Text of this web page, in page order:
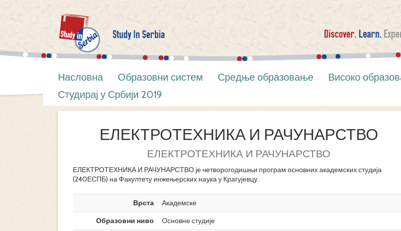
Насловна Образовни систем Средње образовање Високо
Студирај у Србији 2019
ЕЛЕКТРОТЕХНИКА И РАЧУНАРСТВО
ЕЛЕКТРОТЕХНИКА И РАЧУНАРСТВО
ЕЛЕКТРОТЕХНИКА И РАЧУНАРСТВО је четворогодишњи програм основних академских студија
(240ЕСПБ) на Факултету инжењерских наука у Крагујевцу.
Врста
Академске
Образовни ниво
Основне студије